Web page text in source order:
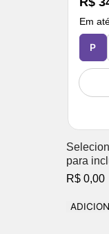
Em
P
para
R$ 0,00